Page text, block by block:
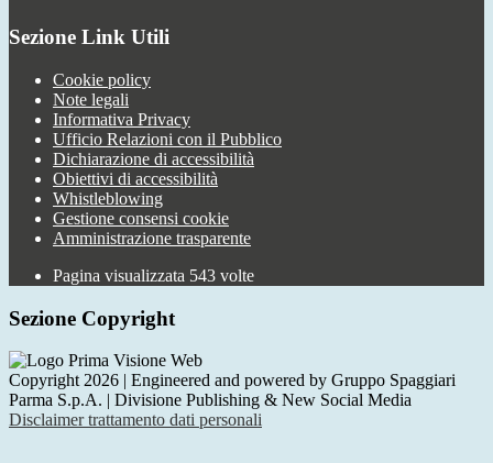
Sezione Link Utili
Cookie policy
Note legali
Informativa Privacy
Ufficio Relazioni con il Pubblico
Dichiarazione di accessibilità
Obiettivi di accessibilità
Whistleblowing
Gestione consensi cookie
Amministrazione trasparente
Pagina visualizzata 543 volte
Sezione Copyright
Copyright 2026 | Engineered and powered by Gruppo Spaggiari
Parma S.p.A. | Divisione Publishing & New Social Media
Disclaimer trattamento dati personali